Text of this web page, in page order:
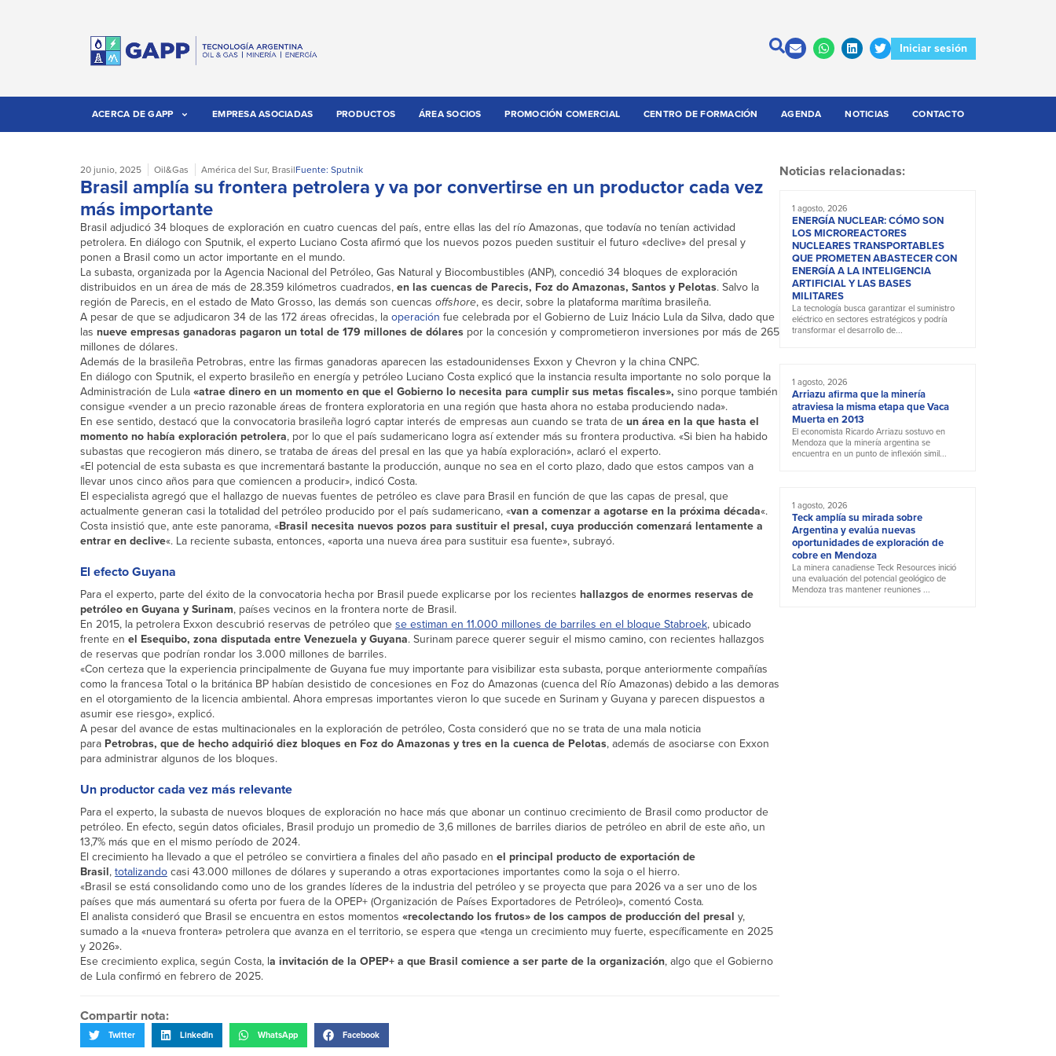
Iniciar sesión
ACERCA DE GAPP EMPRESA ASOCIADAS PRODUCTOS ÁREA SOCIOS PROMOCIÓN COMERCIAL CENTRO DE FORMACIÓN AGENDA NOTICIAS CONTACTO
20 junio, 2025 Oil&Gas América del Sur, BrasilFuente: Sputnik
Brasil amplía su frontera petrolera y va por convertirse en un productor cada vez
más importante
Brasil adjudicó 34 bloques de exploración en cuatro cuencas del país, entre ellas las del río Amazonas, que todavía no tenían actividad
petrolera. En diálogo con Sputnik, el experto Luciano Costa afirmó que los nuevos pozos pueden sustituir el futuro «declive» del presal y
ponen a Brasil como un actor importante en el mundo.
La subasta, organizada por la Agencia Nacional del Petróleo, Gas Natural y Biocombustibles (ANP), concedió 34 bloques de exploración
distribuidos en un área de más de 28.359 kilómetros cuadrados,en las cuencas de Parecis, Foz do Amazonas, Santos y Pelotas. Salvo la
región de Parecis, en el estado de Mato Grosso, las demás son cuencas offshore, es decir, sobre la plataforma marítima brasileña.
A pesar de que se adjudicaron 34 de las 172 áreas ofrecidas, laoperación fue celebrada por el Gobierno de Luiz Inácio Lula da Silva, dado que
las nueve empresas ganadoras pagaron un total de 179 millones de dólares por la concesión y comprometieron inversiones por más de 265
millones de dólares.
Además de la brasileña Petrobras, entre las firmas ganadoras aparecen las estadounidenses Exxon y Chevron y la china CNPC.
En diálogo con Sputnik, el experto brasileño en energía y petróleo Luciano Costa explicó que la instancia resulta importante no solo porque la
Administración de Lula«atrae dinero en un momento en que el Gobierno lo necesita para cumplir sus metas fiscales», sino porque también
consigue «vender a un precio razonable áreas de frontera exploratoria en una región que hasta ahora no estaba produciendo nada».
En ese sentido, destacó que la convocatoria brasileña logró captar interés de empresas aun cuando se trata de un área en la que hasta el
momento no había exploración petrolera, por lo que el país sudamericano logra así extender más su frontera productiva. «Si bien ha habido
subastas que recogieron más dinero, se trataba de áreas del presal en las que ya había exploración», aclaró el experto.
«El potencial de esta subasta es que incrementará bastante la producción, aunque no sea en el corto plazo, dado que estos campos van a
llevar unos cinco años para que comiencen a producir», indicó Costa.
El especialista agregó que el hallazgo de nuevas fuentes de petróleo es clave para Brasil en función de que las capas de presal, que
actualmente generan casi la totalidad del petróleo producido por el país sudamericano, «van a comenzar a agotarse en la próxima década«.
Costa insistió que, ante este panorama, «Brasil necesita nuevos pozos para sustituir el presal, cuya producción comenzará lentamente a
entrar en declive«. La reciente subasta, entonces, «aporta una nueva área para sustituir esa fuente», subrayó.
El efecto Guyana
Para el experto, parte del éxito de la convocatoria hecha por Brasil puede explicarse por los recientes hallazgos de enormes reservas de
petróleo en Guyana y Surinam, países vecinos en la frontera norte de Brasil.
En 2015, la petrolera Exxon descubrió reservas de petróleo quese estiman en 11.000 millones de barriles en el bloque Stabroek, ubicado
frente en el Esequibo, zona disputada entre Venezuela y Guyana. Surinam parece querer seguir el mismo camino, con recientes hallazgos
de reservas que podrían rondar los 3.000 millones de barriles.
«Con certeza que la experiencia principalmente de Guyana fue muy importante para visibilizar esta subasta, porque anteriormente compañías
como la francesa Total o la británica BP habían desistido de concesiones en Foz do Amazonas (cuenca del Río Amazonas) debido a las demoras
en el otorgamiento de la licencia ambiental. Ahora empresas importantes vieron lo que sucede en Surinam y Guyana y parecen dispuestos a
asumir ese riesgo», explicó.
A pesar del avance de estas multinacionales en la exploración de petróleo, Costa consideró que no se trata de una mala noticia
para Petrobras, que de hecho adquirió diez bloques en Foz do Amazonas y tres en la cuenca de Pelotas, además de asociarse con Exxon
para administrar algunos de los bloques.
Un productor cada vez más relevante
Para el experto, la subasta de nuevos bloques de exploración no hace más que abonar un continuo crecimiento de Brasil como productor de
petróleo. En efecto, según datos oficiales, Brasil produjo un promedio de 3,6 millones de barriles diarios de petróleo en abril de este año, un
13,7% más que en el mismo período de 2024.
El crecimiento ha llevado a que el petróleo se convirtiera a finales del año pasado en el principal producto de exportación de
Brasil,totalizandocasi 43.000 millones de dólares y superando a otras exportaciones importantes como la soja o el hierro.
«Brasil se está consolidando como uno de los grandes líderes de la industria del petróleo y se proyecta que para 2026 va a ser uno de los
países que más aumentará su oferta por fuera de la OPEP+ (Organización de Países Exportadores de Petróleo)», comentó Costa.
El analista consideró que Brasil se encuentra en estos momentos «recolectando los frutos» de los campos de producción del presal y,
sumado a la «nueva frontera» petrolera que avanza en el territorio, se espera que «tenga un crecimiento muy fuerte, específicamente en 2025
y 2026».
Ese crecimiento explica, según Costa, la invitación de la OPEP+ a que Brasil comience a ser parte de la organización, algo que el Gobierno
de Lula confirmó en febrero de 2025.
Compartir nota:
Twitter LinkedIn WhatsApp Facebook
Noticias relacionadas:
1 agosto, 2026
ENERGÍA NUCLEAR: CÓMO SON
LOS MICROREACTORES
NUCLEARES TRANSPORTABLES
QUE PROMETEN ABASTECER CON
ENERGÍA A LA INTELIGENCIA
ARTIFICIAL Y LAS BASES
MILITARES
La tecnología busca garantizar el suministro
eléctrico en sectores estratégicos y podría
transformar el desarrollo de...
1 agosto, 2026
Arriazu afirma que la minería
atraviesa la misma etapa que Vaca
Muerta en 2013
El economista Ricardo Arriazu sostuvo en
Mendoza que la minería argentina se
encuentra en un punto de inflexión simil...
1 agosto, 2026
Teck amplía su mirada sobre
Argentina y evalúa nuevas
oportunidades de exploración de
cobre en Mendoza
La minera canadiense Teck Resources inició
una evaluación del potencial geológico de
Mendoza tras mantener reuniones ...